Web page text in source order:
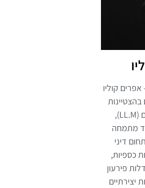
קוליו
והינו בעל תואר שני במשפטים (LL.M),
מתמחה
דיני
כספיות,
פירעון
יצירתיים